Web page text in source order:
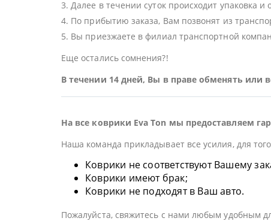
3. Далее в течении суток происходит упаковка и
4. По прибытию заказа, Вам позвонят из
5. Вы приезжаете в филиал транспортной
Еще остались сомнения?!
В течении 14 дней, Вы в праве обменять или
На все коврики Eva Ton мы предоставляем
Наша команда прикладывает все усилия, для
Коврики не соответствуют Вашему
Коврики имеют брак;
Коврики не подходят в Ваш авто.
Пожалуйста, свяжитесь с нами любым удобным